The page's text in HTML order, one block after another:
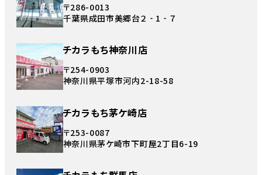
〒286-0013
千葉県成田市美郷台２‐1‐７
チカラもち神奈川店
〒254-0903
神奈川県平塚市河内2-18-58
チカラもち茅ケ崎店
〒253-0087
神奈川県茅ケ崎市下町屋2丁目6-19